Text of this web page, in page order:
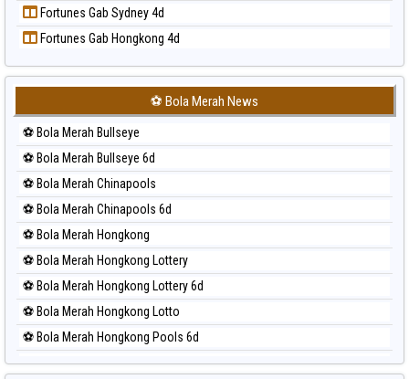
Prediksi Sydney
Prediksi Sydney Lottery
Prediksi Sydney Lottery 6d
Prediksi Sydney Pools 6d
Prediksi Taipei
Prediksi Taiwan
Fortunes Gab Sydney 4d
Fortunes Gab Hongkong 4d
⚽ Bola Merah News
⚽ Bola Merah Bullseye
⚽ Bola Merah Bullseye 6d
⚽ Bola Merah Chinapools
⚽ Bola Merah Chinapools 6d
⚽ Bola Merah Hongkong
⚽ Bola Merah Hongkong Lottery
⚽ Bola Merah Hongkong Lottery 6d
⚽ Bola Merah Hongkong Lotto
⚽ Bola Merah Hongkong Pools 6d
⚽ Bola Merah Japan